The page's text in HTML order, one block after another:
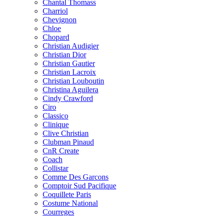
Chantal Thomass
Charriol
Chevignon
Chloe
Chopard
Christian Audigier
Christian Dior
Christian Gautier
Christian Lacroix
Christian Louboutin
Christina Aguilera
Cindy Crawford
Ciro
Classico
Clinique
Clive Christian
Clubman Pinaud
CnR Create
Coach
Collistar
Comme Des Garcons
Comptoir Sud Pacifique
Coquillete Paris
Costume National
Courreges